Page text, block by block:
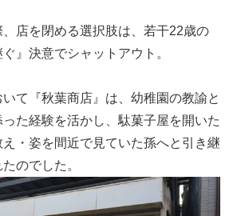
店を閉める選択肢は、若干22歳の
』決意でシャットアウト。
て『秋葉商店』は、幼稚園の教諭と
た経験を活かし、駄菓子屋を開いた
・姿を間近で見ていた孫へと引き継
のでした。